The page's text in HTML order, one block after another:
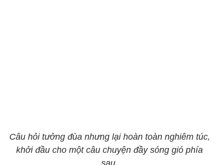
Câu hỏi tưởng đùa nhưng lại hoàn toàn nghiêm túc,
khởi đầu cho một câu chuyện đầy sóng gió phía
sau.